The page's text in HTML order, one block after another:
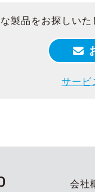
製品をお探しいた
サービ
会社